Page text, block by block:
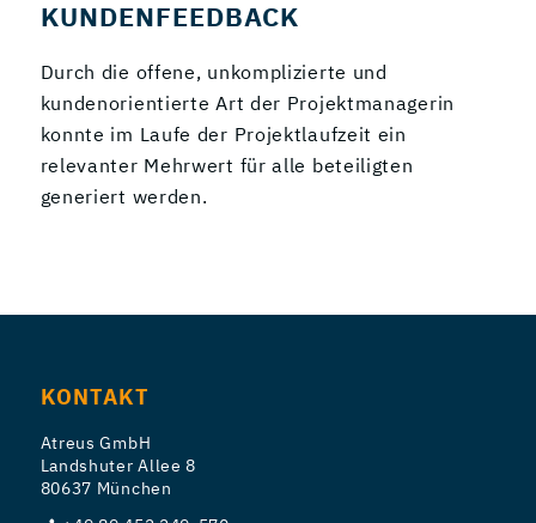
KUNDENFEEDBACK
Durch die offene, unkomplizierte und
kundenorientierte Art der Projektmanagerin
konnte im Laufe der Projektlaufzeit ein
relevanter Mehrwert für alle beteiligten
generiert werden.
KONTAKT
Atreus GmbH
Landshuter Allee 8
80637 München